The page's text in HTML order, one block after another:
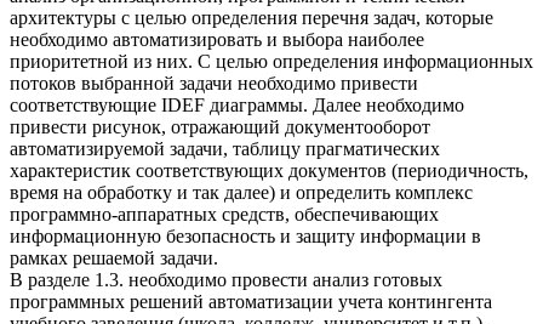
архитектуры с целью определения перечня задач, которые
необходимо автоматизировать и выбора наиболее
приоритетной из них. С целью определения информационных
потоков выбранной задачи необходимо привести
соответствующие IDEF диаграммы. Далее необходимо
привести рисунок, отражающий документооборот
автоматизируемой задачи, таблицу прагматических
характеристик соответствующих документов (периодичность,
время на обработку и так далее) и определить комплекс
программно-аппаратных средств, обеспечивающих
информационную безопасность и защиту информации в
рамках решаемой задачи.
В разделе 1.3. необходимо провести анализ готовых
программных решений автоматизации учета контингента